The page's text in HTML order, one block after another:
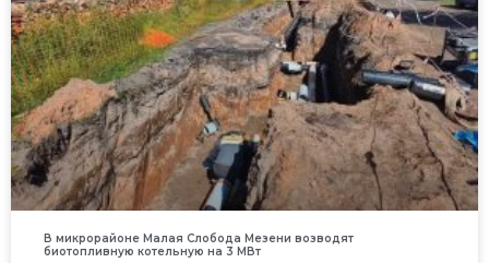
В микрорайоне Малая Слобода Мезени возводят
биотопливную котельную на 3 МВт